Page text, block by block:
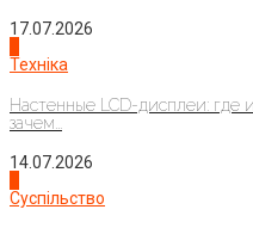
17.07.2026
Техніка
Настенные LCD-дисплеи: где
зачем...
14.07.2026
Суспільство